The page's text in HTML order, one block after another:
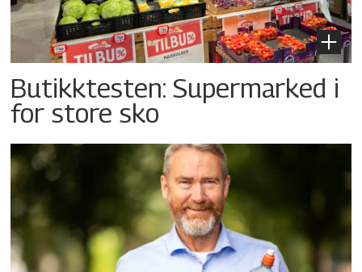
Butikktesten: Supermarked i
for store sko